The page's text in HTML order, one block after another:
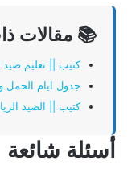
📚 مقالات
كتيب || تعليم صيد
جدول ايام الحمل
كتيب || الصيد
أسئلة شائعة